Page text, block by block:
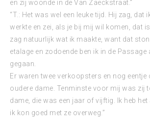
en zij woonde in de Van Zaeckstraat.”
“T.: Het was wel een leuke tijd. Hij zag, dat
werkte en zei, als je bij mij wil komen, dat
zag natuurlijk wat ik maakte, want dat
etalage en zodoende ben ik in de Passage
gegaan.
Er waren twee verkoopsters en nog eentje
oudere dame. Tenminste voor mij was zij
dame, die was een jaar of vijftig. Ik heb het
ik kon goed met ze overweg.”